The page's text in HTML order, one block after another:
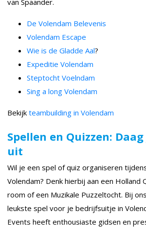
De Volendam Belevenis
Volendam Escape
Wie is de Gladde Aal?
Expeditie Volendam
Steptocht Voelndam
Sing a long Volendam
Bekijk teambuilding in Volendam
Spellen en Quizzen:
uit
Wil je een spel of quiz organiseren
Volendam? Denk hierbij aan een Holland
room of een Muzikale Puzzeltocht. Bij
leukste spel voor je bedrijfsuitje in
Events heeft enthousiaste gidsen en